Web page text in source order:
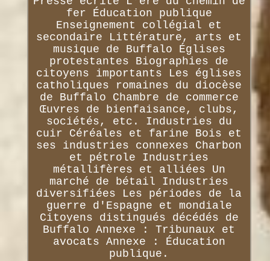
fer Éducation publique
Enseignement collégial et
secondaire Littérature, arts et
musique de Buffalo Églises
protestantes Biographies de
citoyens importants Les églises
catholiques romaines du diocèse
de Buffalo Chambre de commerce
Œuvres de bienfaisance, clubs,
sociétés, etc. Industries du
cuir Céréales et farine Bois et
ses industries connexes Charbon
et pétrole Industries
métallifères et alliées Un
marché de bétail Industries
diversifiées Les périodes de la
guerre d'Espagne et mondiale
Citoyens distingués décédés de
Buffalo Annexe : Tribunaux et
avocats Annexe : Éducation
publique.